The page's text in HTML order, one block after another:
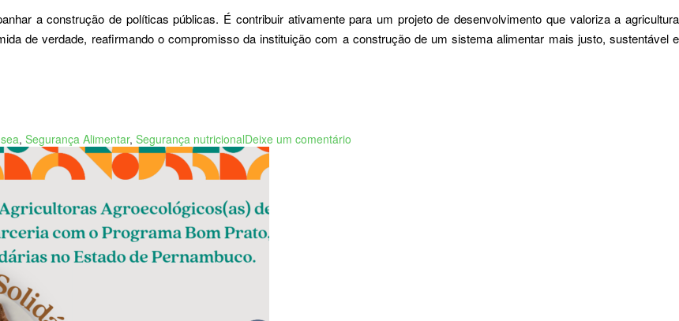
a construção de políticas públicas. É contribuir ativamente para um projeto de desenvolvimento que valoriza a agricultura
de verdade, reafirmando o compromisso da instituição com a construção de um sistema alimentar mais justo, sustentável e
, Segurança Alimentar, Segurança nutricionalDeixe um comentário